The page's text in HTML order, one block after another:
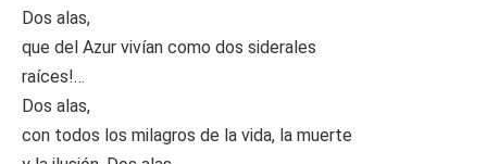
Dos alas,
que del Azur vivían como dos siderales
raíces!…
Dos alas,
con todos los milagros de la vida, la muerte